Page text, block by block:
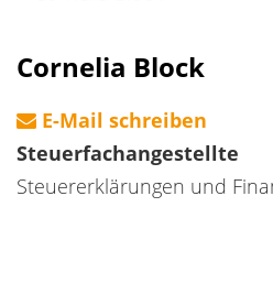
Cornelia Block
E-Mail schreiben
Steuerfachangestellte
Steuererklärungen und